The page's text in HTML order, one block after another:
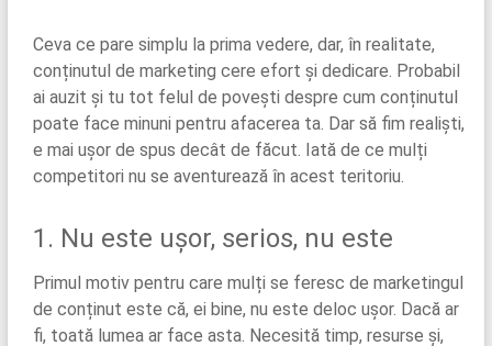
Ceva ce pare simplu la prima vedere, dar, în realitate,
conținutul de marketing cere efort și dedicare. Probabil
ai auzit și tu tot felul de povești despre cum conținutul
poate face minuni pentru afacerea ta. Dar să fim realiști,
e mai ușor de spus decât de făcut. Iată de ce mulți
competitori nu se aventurează în acest teritoriu.
1. Nu este ușor, serios, nu este
Primul motiv pentru care mulți se feresc de marketingul
de conținut este că, ei bine, nu este deloc ușor. Dacă ar
fi, toată lumea ar face asta. Necesită timp, resurse și,